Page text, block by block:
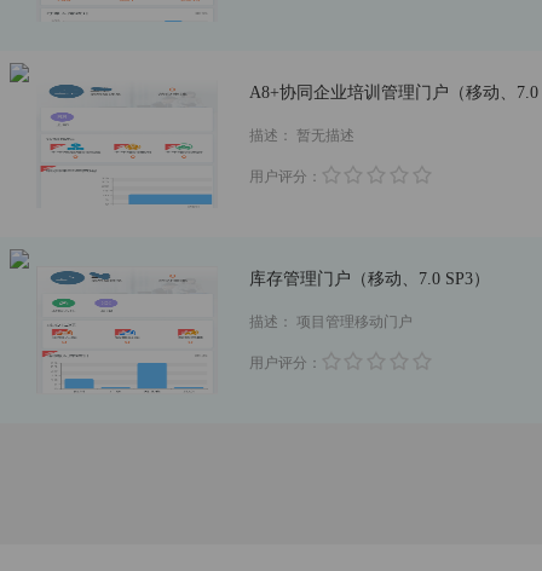
A8+协同企业培训管理门户（移动、7.0
描述： 暂无描述
用户评分：
库存管理门户（移动、7.0 SP3）
描述： 项目管理移动门户
用户评分：